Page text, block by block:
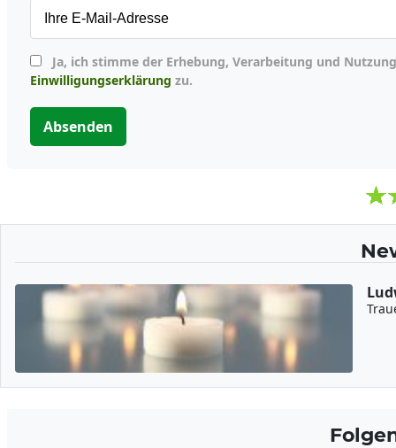
Ja, ich stimme der Erhebung, Verarbeitung und
Einwilligungserklärung zu.
Absenden